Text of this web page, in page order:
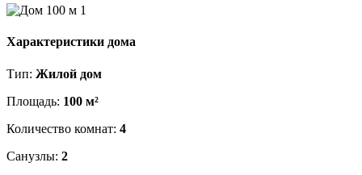
Характеристики дома
Тип: Жилой дом
Площадь: 100 м²
Количество комнат: 4
Санузлы: 2